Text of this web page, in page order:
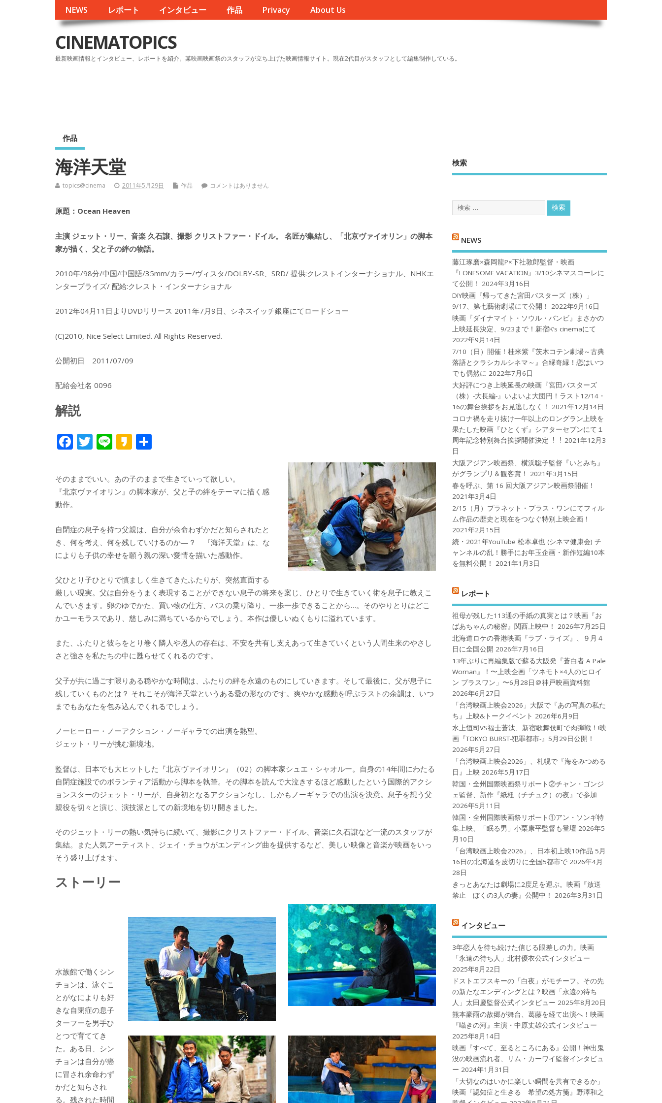
NEWS レポート インタビュー 作品 Privacy About Us
CINEMATOPICS
最新映画情報とインタビュー、レポートを紹介。某映画映画祭のスタッフが立ち上げた映画情報サイト。現在2代目がスタッフとして編集制作している。
作品
海洋天堂
topics@cinema 2011年5月29日 作品 コメントはありません
原題：Ocean Heaven
主演 ジェット・リー、音楽 久石譲、撮影 クリストファー・ドイル。 名匠が集結し、「北京ヴァイオリン」の脚本
家が描く、父と子の絆の物語。
2010年/98分/中国/中国語/35mm/カラー/ヴィスタ/DOLBY-SR、SRD/ 提供:クレストインターナショナル、NHKエ
ンタープライズ/ 配給:クレスト・インターナショナル
2012年04月11日よりDVDリリース 2011年7月9日、シネスイッチ銀座にてロードショー
(C)2010, Nice Select Limited. All Rights Reserved.
公開初日 2011/07/09
配給会社名 0096
解説
F
e
b
o
k
T
itt
er
Li
e
K
k
a
そのままでいい。あの子のままで生きていって欲しい。
『北京ヴァイオリン』の脚本家が、父と子の絆をテーマに描く感
動作。
自閉症の息子を持つ父親は、自分が余命わずかだと知らされたと
き、何を考え、何を残していけるのか—？ 『海洋天堂』は、な
によりも子供の幸せを願う親の深い愛情を描いた感動作。
父ひとり子ひとりで慎ましく生きてきたふたりが、突然直面する
厳しい現実。父は自分をうまく表現することができない息子の将来を案じ、ひとりで生きていく術を息子に教えこ
んでいきます。卵のゆでかた、買い物の仕方、バスの乗り降り、一歩一歩できることから…。そのやりとりはどこ
かユーモラスであり、慈しみに満ちているからでしょう。本作は優しいぬくもりに溢れています。
また、ふたりと彼らをとり巻く隣人や恩人の存在は、不安を共有し支えあって生きていくという人間生来のやさし
さと強さを私たちの中に甦らせてくれるのです。
父子が共に過ごす限りある穏やかな時間は、ふたりの絆を永遠のものにしていきます。そして最後に、父が息子に
残していくものとは？ それこそが海洋天堂というある愛の形なのです。爽やかな感動を呼ぶラストの余韻は、いつ
までもあなたを包み込んでくれるでしょう。
ノーヒーロー・ノーアクション・ノーギャラでの出演を熱望。
ジェット・リーが挑む新境地。
監督は、日本でも大ヒットした『北京ヴァイオリン』（02）の脚本家シュエ・シャオルー。自身の14年間にわたる
自閉症施設でのボランティア活動から脚本を執筆。その脚本を読んで大泣きするほど感動したという国際的アクシ
ョンスターのジェット・リーが、自身初となるアクションなし、しかもノーギャラでの出演を決意。息子を想う父
親役を切々と演じ、演技派としての新境地を切り開きました。
そのジェット・リーの熱い気持ちに続いて、撮影にクリストファー・ドイル、音楽に久石譲など一流のスタッフが
集結。また人気アーティスト、ジェイ・チョウがエンディング曲を提供するなど、美しい映像と音楽が映画をいっ
そう盛り上げます。
ストーリー
水族館で働くシン
チョンは、泳ぐこ
とがなによりも好
きな自閉症の息子
ターフーを男手ひ
とつで育ててき
た。ある日、シン
チョンは自分が癌
に冒され余命わず
かだと知らされ
る。残された時間
検索
NEWS
藤江琢磨×森岡龍P×下社敦郎監督・映画
『LONESOME VACATION』3/10シネマスコーレに
て公開！
2024年3月16日
DIY映画『帰ってきた宮田バスターズ（株）」
9/17、第七藝術劇場にて公開！
2022年9月16日
映画『ダイナマイト・ソウル・バンビ』まさかの
上映延長決定、9/23まで！新宿K’s cinemaにて
2022年9月14日
7/10（日）開催！桂米紫『茨木コテン劇場～古典
落語とクラシカルシネマ～』合縁奇縁！恋はいつ
でも偶然に 2022年7月6日
大好評につき上映延長の映画『宮田バスターズ
（株）-大長編-』いよいよ大団円！ラスト12/14・
16の舞台挨拶をお見逃しなく！
2021年12月14日
コロナ禍を⾛り抜け⼀年以上のロングラン上映を
果たした映画『ひとくず』シアターセブンにて１
周年記念特別舞台挨拶開催決定︕︕ 2021年12月3
日
大阪アジアン映画祭、横浜聡子監督『いとみち』
がグランプリ＆観客賞！
2021年3月15日
春を呼ぶ、第 16 回大阪アジアン映画祭開催！
2021年3月4日
2/15（月）プラネット・プラス・ワンにてフィル
ム作品の歴史と現在をつなぐ特別上映企画！
2021年2月15日
続・2021年YouTube 松本卓也 (シネマ健康会) チ
ャンネルの乱！勝手にお年玉企画・新作短編10本
を無料公開！
2021年1月3日
レポート
祖母が残した113通の手紙の真実とは？映画『お
ばあちゃんの秘密』関西上映中！
2026年7月25日
北海道ロケの香港映画『ラブ・ライズ』、９月４
日に全国公開 2026年7月16日
13年ぶりに再編集版で蘇る大阪発『蒼白者 A Pale
Woman』！〜上映企画「ツネモト×4人のヒロイ
ン プラスワン」〜6月28日＠神戸映画資料館
2026年6月27日
「台湾映画上映会2026」大阪で『あの写真の私た
ち』上映&トークイベント 2026年6月9日
水上恒司VS福士蒼汰、新宿歌舞伎町で肉弾戦！!映
画『TOKYO BURST-犯罪都市-』5月29日公開！
2026年5月27日
「台湾映画上映会2026」、札幌で『海をみつめる
日』上映 2026年5月17日
韓国・全州国際映画祭リポート②チャン・ゴンジ
ェ監督、新作『紙杻（チチュク）の夜』で参加
2026年5月11日
韓国・全州国際映画祭リポート①アン・ソンギ特
集上映、「眠る男」小栗康平監督も登壇 2026年5
月10日
「台湾映画上映会2026」、日本初上映10作品 5月
16日の北海道を皮切りに全国5都市で 2026年4月
28日
きっとあなたは劇場に2度足を運ぶ。映画『放送
禁止 ぼくの3人の妻』公開中！
2026年3月31日
インタビュー
3年恋人を待ち続けた信じる眼差しの力。映画
「永遠の待ち人」北村優衣公式インタビュー
2025年8月22日
ドストエフスキーの「白夜」がモチーフ。その先
の新たなエンディングとは？映画「永遠の待ち
人」太田慶監督公式インタビュー 2025年8月20日
熊本豪雨の故郷が舞台、葛藤を経て出演へ！映画
『囁きの河』主演・中原丈雄公式インタビュー
2025年8月14日
映画『すべて、至るところにある』公開！神出鬼
没の映画流れ者、リム・カーワイ監督インタビュ
ー 2024年1月31日
「大切なのはいかに楽しい瞬間を共有できるか」
映画『認知症と生きる 希望の処方箋』野澤和之